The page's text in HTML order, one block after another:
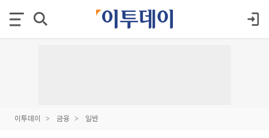
이투데이 금융 일반